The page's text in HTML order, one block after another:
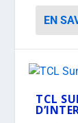
EN
TCL